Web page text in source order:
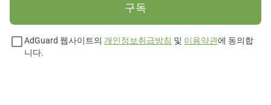
구독
AdGuard 웹사이트의 개인정보취급방침 및 이용약관에 동의합
니다.